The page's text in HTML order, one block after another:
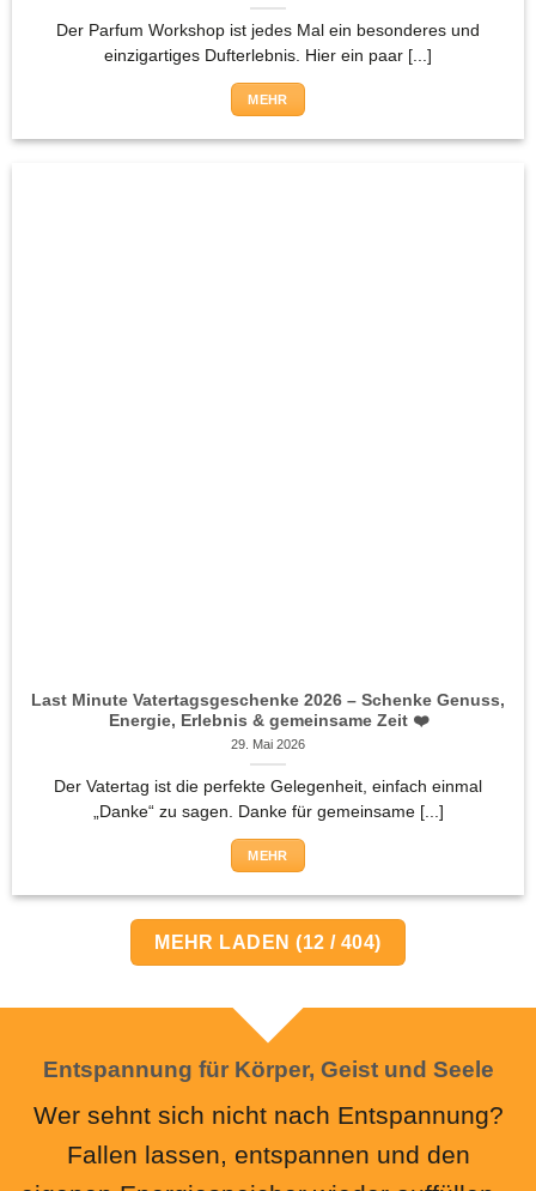
Der Parfum Workshop ist jedes Mal ein besonderes und
einzigartiges Dufterlebnis. Hier ein paar [...]
MEHR
Last Minute Vatertagsgeschenke 2026 – Schenke Genuss,
Energie, Erlebnis & gemeinsame Zeit ❤️
29. Mai 2026
Der Vatertag ist die perfekte Gelegenheit, einfach einmal
„Danke“ zu sagen. Danke für gemeinsame [...]
MEHR
MEHR LADEN(12 / 404)
Entspannung für Körper, Geist und Seele
Wer sehnt sich nicht nach Entspannung?
Fallen lassen, entspannen und den